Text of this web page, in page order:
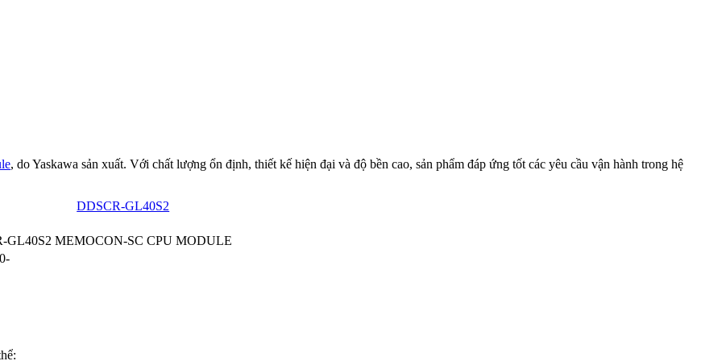
, do Yaskawa sản xuất. Với chất lượng ổn định, thiết kế hiện đại và độ bền cao, sản phẩm đáp ứng tốt các yêu cầu vận hành trong hệ
DDSCR-GL40S2
GL40S2 MEMOCON-SC CPU MODULE